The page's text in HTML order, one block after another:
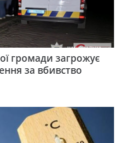
громади загрожує
за вбивство